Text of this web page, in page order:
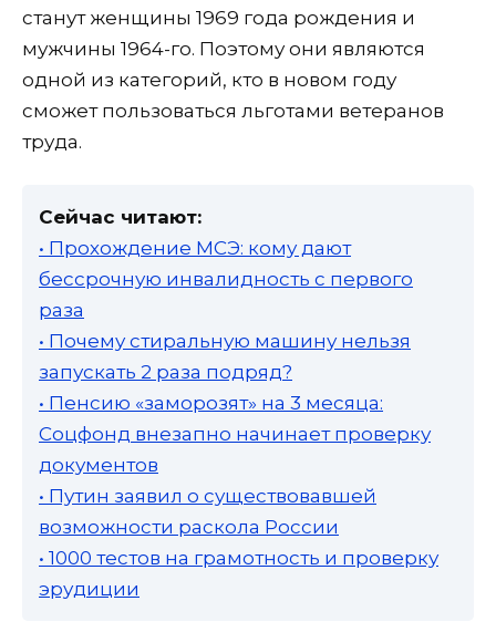
станут женщины 1969 года рождения и
мужчины 1964-го. Поэтому они являются
одной из категорий, кто в новом году
сможет пользоваться льготами ветеранов
труда.
Сейчас читают:
• Прохождение МСЭ: кому дают
бессрочную инвалидность с первого
раза
• Почему стиральную машину нельзя
запускать 2 раза подряд?
• Пенсию «заморозят» на 3 месяца:
Соцфонд внезапно начинает проверку
документов
• Путин заявил о существовавшей
возможности раскола России
• 1000 тестов на грамотность и проверку
эрудиции